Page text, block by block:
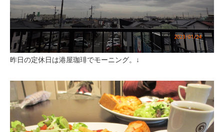
昨日の定休日は港屋珈琲でモーニング。↓